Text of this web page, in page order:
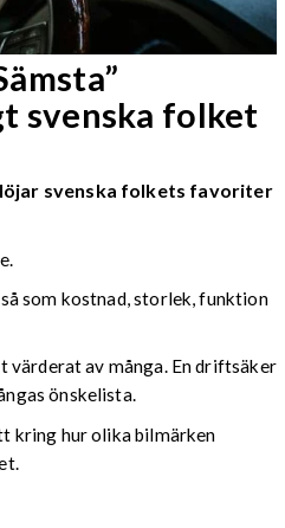
svenska folket
svenska folkets favoriter
som kostnad, storlek, funktion
värderat av många. En driftsäker
önskelista.
kring hur olika bilmärken